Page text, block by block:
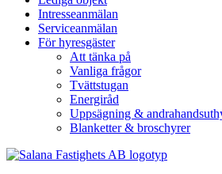
Intresseanmälan
Serviceanmälan
För hyresgäster
Att tänka på
Vanliga frågor
Tvättstugan
Energiråd
Uppsägning &
Blanketter & broschyrer